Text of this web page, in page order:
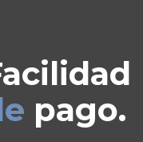
pago.